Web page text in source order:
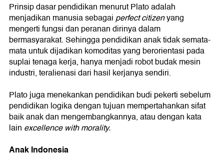
Prinsip dasar pendidikan menurut Plato adalah
menjadikan manusia sebagaiperfect citizenyang
mengerti fungsi dan peranan dirinya dalam
bermasyarakat. Sehingga pendidikan anak tidak semata-
mata untuk dijadikan komoditas yang berorientasi pada
suplai tenaga kerja, hanya menjadi robot budak mesin
industri, teralienasi dari hasil kerjanya sendiri.
Plato juga menekankan pendidikan budi pekerti sebelum
pendidikan logika dengan tujuan mempertahankan sifat
baik anak dan mengembangkannya, atau dengan kata
lain excellence with morality.
Anak Indonesia